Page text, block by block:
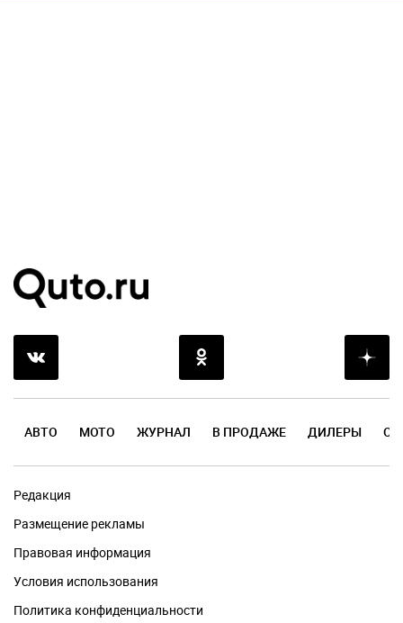
АВТО МОТО ЖУРНАЛ В ПРОДАЖЕ ДИЛЕРЫ
Редакция
Размещение рекламы
Правовая информация
Условия использования
Политика конфиденциальности